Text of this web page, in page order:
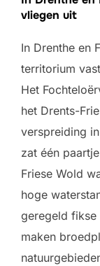
vliegen uit
In Drenthe en
territorium
Het
het Drents-
verspreiding
zat één
Friese Wold
hoge
geregeld fikse
maken